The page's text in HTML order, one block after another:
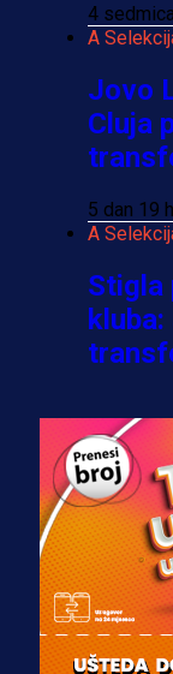
4
A
Jovo
Cluja
5 dan 19 h
A
Stigla
A Selekcija
dres
3
Premijer